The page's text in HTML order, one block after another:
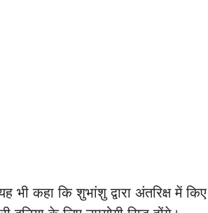
भी कहा कि शुभांशु द्वारा अंतरिक्ष में